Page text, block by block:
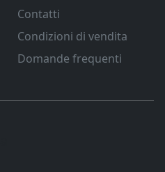
Contatti
Condizioni di vendita
Domande frequenti